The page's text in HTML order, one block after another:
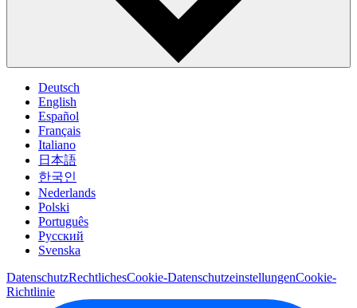
Deutsch
English
Español
Français
Italiano
日本語
한국인
Nederlands
Polski
Português
Pусский
Svenska
DatenschutzRechtlichesCookie-DatenschutzeinstellungenCookie-
Richtlinie